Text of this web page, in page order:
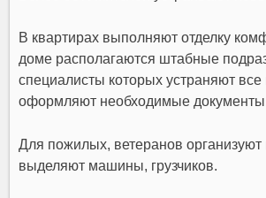
В квартирах выполняют отделку
доме располагаются штабные
специалисты которых устраняют все
оформляют необходимые
Для пожилых, ветеранов организуют
выделяют машины, грузчиков.